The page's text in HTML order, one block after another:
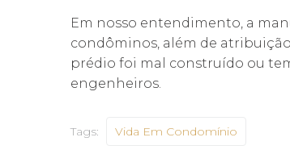
Em nosso entendimento, a
condôminos, além de atribuição
prédio foi mal construído ou
engenheiros.
Tags: Vida Em Condomínio